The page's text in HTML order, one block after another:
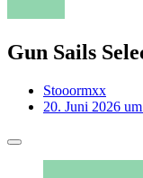
Gun Sails
Stooormxx
20. Juni 2026